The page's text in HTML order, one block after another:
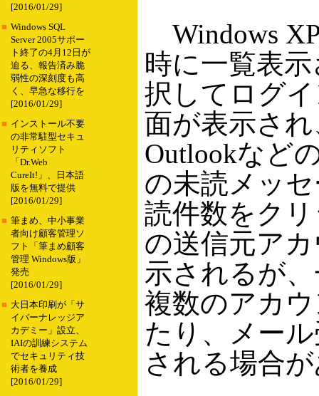
[2016/01/29]
■ Windows SQL
Server 2005サポー
ト終了の4月12日が
迫る、報告済み脆
弱性の深刻度も高
く、早急な移行を
[2016/01/29]
■ インストール不要
の非常駐型セキュ
リティソフト
「Dr.Web
CureIt!」、日本語
版を無料で提供
[2016/01/29]
■ 筆まめ、中小事業
者向け顧客管理ソ
フト「筆まめ顧客
管理 Windows版」
発売
[2016/01/29]
■ 大日本印刷が「サ
イバーナレッジア
カデミー」設立、
IAIの訓練システム
でセキュリティ技
術者を養成
[2016/01/29]
Windows
時に一覧表
択してログ
面が表示され
Outlookなど
の未読メッ
読件数をク
の送信元ア
示されるが
複数のアカ
たり、メー
される場合